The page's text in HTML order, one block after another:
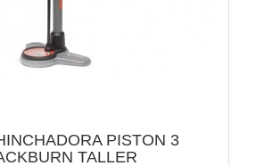
PISTON 3
TALLER